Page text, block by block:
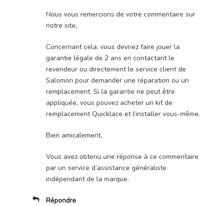
Nous vous remercions de votre commentaire sur
notre site,
Concernant cela, vous devriez faire jouer la
garantie légale de 2 ans en contactant le
revendeur ou directement le service client de
Salomon pour demander une réparation ou un
remplacement. Si la garantie ne peut être
appliquée, vous pouvez acheter un kit de
remplacement Quicklace et l’installer vous-même.
Bien amicalement,
Vous avez obtenu une réponse à ce commentaire
par un service d’assistance généraliste
indépendant de la marque.
Répondre